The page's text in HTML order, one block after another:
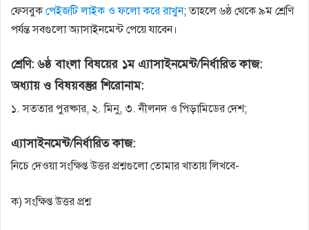
ফেসবুকপেইজটি লাইক ও ফলো করে রাখুন; তাহলে ৬ষ্ঠ থেকে ৯ম শ্রেণি
পর্যন্ত সবগুলো অ্যাসাইনমেন্ট পেয়ে যাবেন।
শ্রেণি: ৬ষ্ঠ বাংলা বিষয়ের ১ম এ্যাসাইনমেন্ট/নির্ধারিত কাজ:
অধ্যায় ও বিষয়বস্তুর শিরোনাম:
১. সততার পুরষ্কার, ২. মিনু, ৩. নীলনদ ও পিড়ামিডের দেশ;
এ্যাসাইনমেন্ট/নির্ধারিত কাজ:
নিচে দেওয়া সংক্ষিপ্ত উত্তর প্রশ্নগুলো তোমার খাতায় লিখবে-
ক) সংক্ষিপ্ত উত্তর প্রশ্ন